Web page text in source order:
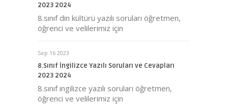
2023 2024
8.sınıf din kültürü yazılı soruları öğretmen,
öğrenci ve velilerimiz için
Sep 16 2023
8.Sınıf İngilizce Yazılı Soruları ve Cevapları
2023 2024
8.sınıf ingilizce yazılı soruları öğretmen,
öğrenci ve velilerimiz için